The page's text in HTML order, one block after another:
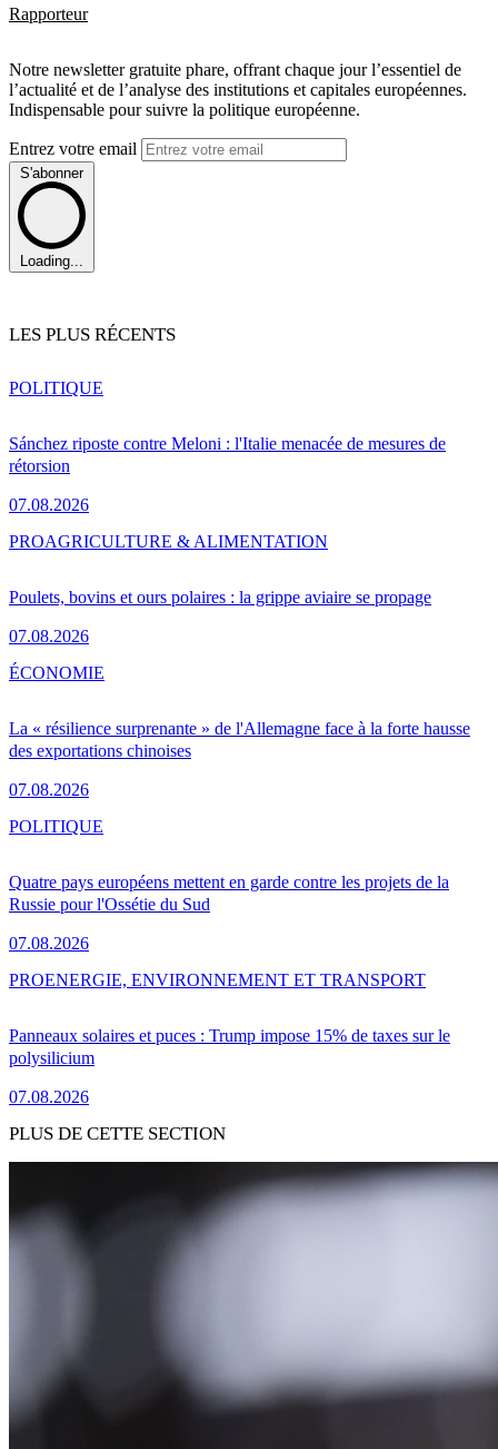
Rapporteur
Notre newsletter gratuite phare, offrant chaque jour l’essentiel de
l’actualité et de l’analyse des institutions et capitales européennes.
Indispensable pour suivre la politique européenne.
Entrez votre email
S'abonner
Loading...
LES PLUS RÉCENTS
Sánchez riposte contre Meloni : l'Italie menacée de mesures de
rétorsion
07.08.2026
POLITIQUE
Poulets, bovins et ours polaires : la grippe aviaire se propage
07.08.2026
PROAGRICULTURE & ALIMENTATION
La « résilience surprenante » de l'Allemagne face à la forte hausse
des exportations chinoises
07.08.2026
ÉCONOMIE
Quatre pays européens mettent en garde contre les projets de la
Russie pour l'Ossétie du Sud
07.08.2026
POLITIQUE
Panneaux solaires et puces : Trump impose 15% de taxes sur le
polysilicium
07.08.2026
PROENERGIE, ENVIRONNEMENT ET TRANSPORT
PLUS DE CETTE SECTION